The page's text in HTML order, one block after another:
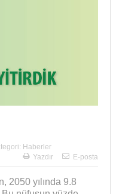
Haberler
Yazdır
E-posta
2050 yılında 9.8